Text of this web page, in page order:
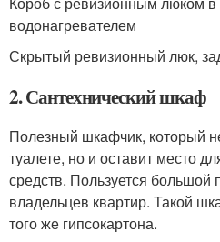
водонагревателем
Скрытый ревизионный люк,
2. Сантехнический шкаф
Полезный шкафчик, который
туалете, но и оставит место
средств. Пользуется большой
владельцев квартир. Такой
того же гипсокартона.